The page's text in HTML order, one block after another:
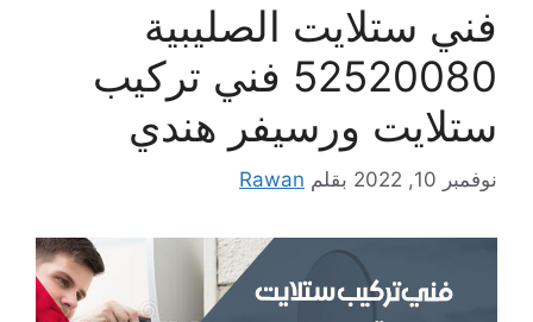
فني ستلايت الصليبية
52520080 فني تركيب
ستلايت ورسيفر هندي
نوفمبر 10, 2022 بقلم Rawan